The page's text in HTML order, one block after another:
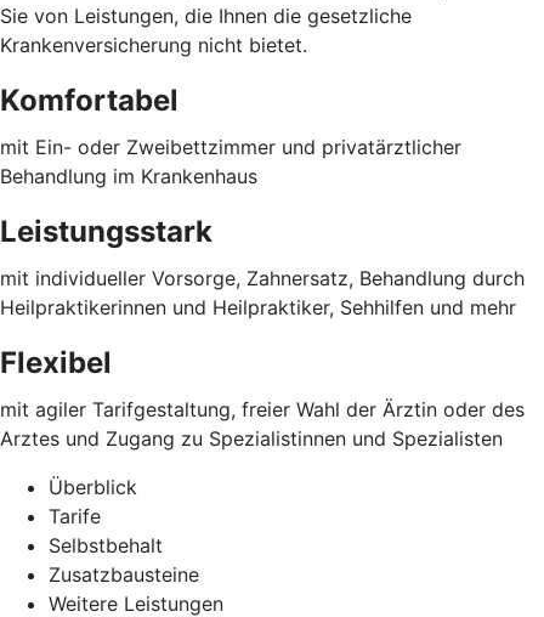
Sie von Leistungen, die Ihnen die gesetzliche
Krankenversicherung nicht bietet.
Komfortabel
mit Ein- oder Zweibettzimmer und privatärztlicher
Behandlung im Krankenhaus
Leistungsstark
mit individueller Vorsorge, Zahnersatz, Behandlung durch
Heilpraktikerinnen und Heilpraktiker, Sehhilfen und mehr
Flexibel
mit agiler Tarifgestaltung, freier Wahl der Ärztin oder des
Arztes und Zugang zu Spezialistinnen und Spezialisten
Überblick
Tarife
Selbstbehalt
Zusatzbausteine
Weitere Leistungen